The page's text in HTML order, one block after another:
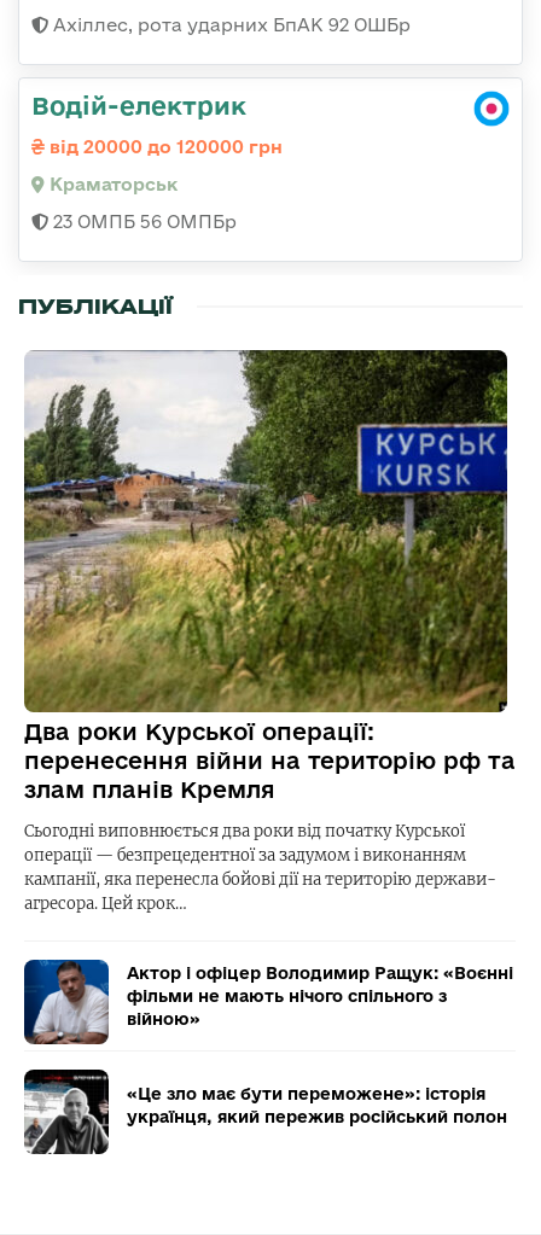
Ахіллес, рота ударних БпАК 92 ОШБр
Водій-електрик
від 20000 до 120000 грн
Краматорськ
23 ОМПБ 56 ОМПБр
ПУБЛІКАЦІЇ
Два роки Курської операції:
перенесення війни на територію рф та
злам планів Кремля
Сьогодні виповнюється два роки від початку Курської
операції — безпрецедентної за задумом і виконанням
кампанії, яка перенесла бойові дії на територію держави-
агресора. Цей крок…
Актор і офіцер Володимир Ращук: «Воєнні
фільми не мають нічого спільного з
війною»
«Це зло має бути переможене»: історія
українця, який пережив російський полон